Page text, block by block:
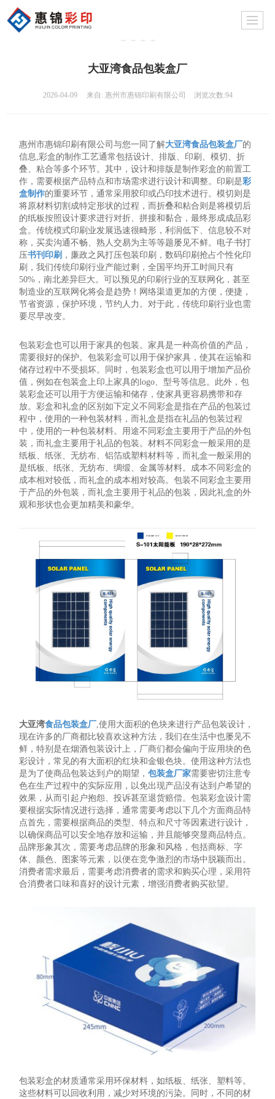
大亚湾食品包装盒厂
2026-04-09 来自: 惠州市惠锦印刷有限公司 浏览次数:94
惠州市惠锦印刷有限公司与您一同了解大亚湾食品包装盒厂的
信息,彩盒的制作工艺通常包括设计、排版、印刷、模切、折
叠、粘合等多个环节。其中，设计和排版是制作彩盒的前置工
作，需要根据产品特点和市场需求进行设计和调整。印刷是彩
盒制作的重要环节，通常采用胶印或凸印技术进行。模切则是
将原材料切割成特定形状的过程，而折叠和粘合则是将模切后
的纸板按照设计要求进行对折、拼接和黏合，最终形成成品彩
盒。传统模式印刷业发展迅速很畸形，利润低下、信息较不对
称，买卖沟通不畅、熟人交易为主等等题屡见不鲜。电子书打
压书刊印刷 ，廉政之风打压包装印刷，数码印刷抢占个性化印
刷，我们传统印刷行业产能过剩，全国平均开工时间只有
50%，南北差异巨大。可以预见的印刷行业的互联网化，甚至
制造业的互联网化将会是趋势！网络渠道更加的方便，便捷，
节省资源，保护环境，节约人力。对于此，传统印刷行业也需
要尽早改变。
包装彩盒也可以用于家具的包装。家具是一种高价值的产品，
需要很好的保护。包装彩盒可以用于保护家具，使其在运输和
储存过程中不受损坏。同时，包装彩盒也可以用于增加产品价
值，例如在包装盒上印上家具的logo、型号等信息。此外，包
装彩盒还可以用于方便运输和储存，使家具更容易携带和存
放。彩盒和礼盒的区别如下定义不同彩盒是指在产品的包装过
程中，使用的一种包装材料，而礼盒是指在礼品的包装过程
中，使用的一种包装材料。用途不同彩盒主要用于产品的外包
装，而礼盒主要用于礼品的包装。材料不同彩盒一般采用的是
纸板、纸张、无纺布、铝箔或塑料材料等，而礼盒一般采用的
是纸板、纸张、无纺布、绸缎、金属等材料。成本不同彩盒的
成本相对较低，而礼盒的成本相对较高。包装不同彩盒主要用
于产品的外包装，而礼盒主要用于礼品的包装，因此礼盒的外
观和形状也会更加精美和豪华。
大亚湾食品包装盒厂 ,使用大面积的色块来进行产品包装设计，
现在许多的厂商都比较喜欢这种方法，我们在生活中也屡见不
鲜，特别是在烟酒包装设计上，厂商们都会偏向于应用块的色
彩设计，常见的有大面积的红块和金银色块。使用这种方法也
是为了使商品包装达到户的期望，包装盒厂家需要密切注意专
色在生产过程中的实际应用，以免出现产品没有达到户希望的
效果，从而引起户抱怨、投诉甚至退货赔偿。包装彩盒设计需
要根据实际情况进行选择，通常需要考虑以下几个方面商品特
点首先，需要根据商品的类型、特点和尺寸等因素进行设计，
以确保商品可以安全地存放和运输，并且能够突显商品特点。
品牌形象其次，需要考虑品牌的形象和风格，包括商标、字
体、颜色、图案等元素，以便在竞争激烈的市场中脱颖而出。
消费者需求最后，需要考虑消费者的需求和购买心理，采用符
合消费者口味和喜好的设计元素，增强消费者购买欲望。
包装彩盒的材质通常采用环保材料，如纸板、纸张、塑料等。
这些材料可以回收利用，减少对环境的污染。同时，不同的材